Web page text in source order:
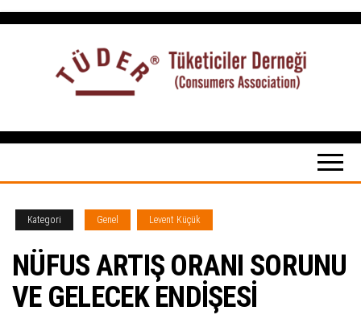
İçeriğe
Tüketiciler
tuketicilerdernegi.org.tr
Kategori Genel Levent Küçük
NÜFUS ARTIŞ ORANI SORUNU
VE GELECEK ENDİŞESİ